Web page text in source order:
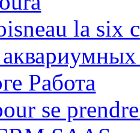
la six
Работа
se